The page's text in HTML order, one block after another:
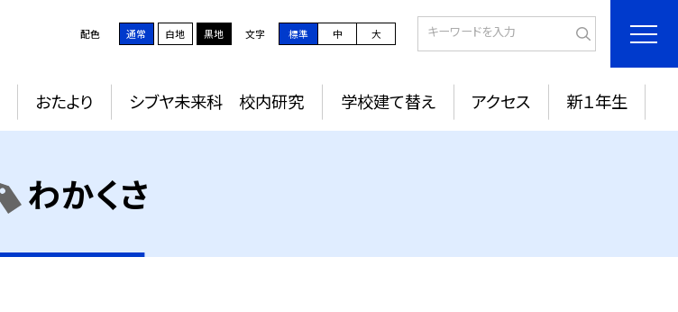
配色 通常 白地 黒地 文字 標準 中 大
おたより シブヤ未来科 校内研究 学校建て替え アクセス 新１年生
わかくさ